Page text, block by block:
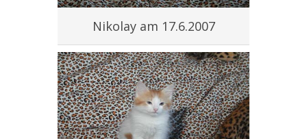
Nikolay am 17.6.2007